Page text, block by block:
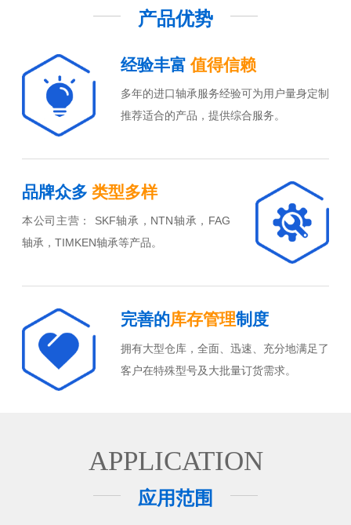
产品优势
经验丰富值得信赖
多年的进口轴承服务经验可为用户量身定制
推荐适合的产品，提供综合服务。
品牌众多 类型多样
本公司主营： SKF轴承，NTN轴承，FAG
轴承，TIMKEN轴承等产品。
完善的库存管理制度
拥有大型仓库，全面、迅速、充分地满足了
客户在特殊型号及大批量订货需求。
APPLICATION
应用范围